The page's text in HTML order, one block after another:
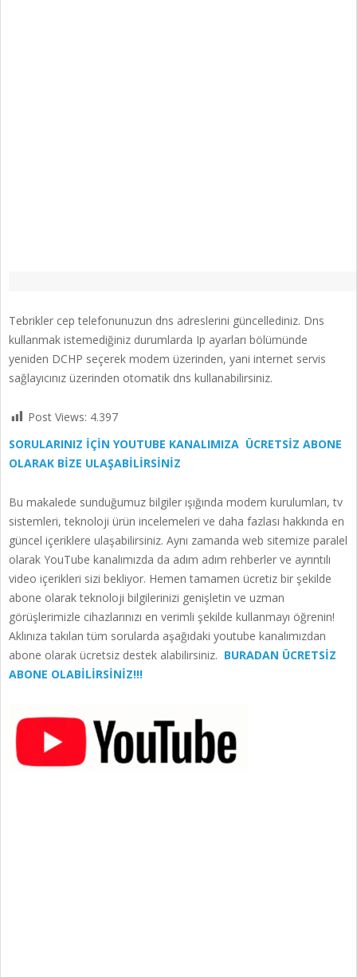
Tebrikler cep telefonunuzun dns adreslerini güncellediniz. Dns
kullanmak istemediğiniz durumlarda Ip ayarları bölümünde
yeniden DCHP seçerek modem üzerinden, yani internet servis
sağlayıcınız üzerinden otomatik dns kullanabilirsiniz.
Post Views: 4.397
SORULARINIZ İÇİN YOUTUBE KANALIMIZA ÜCRETSİZ ABONE
OLARAK BİZE ULAŞABİLİRSİNİZ
Bu makalede sunduğumuz bilgiler ışığında modem kurulumları, tv
sistemleri, teknoloji ürün incelemeleri ve daha fazlası hakkında en
güncel içeriklere ulaşabilirsiniz. Aynı zamanda web sitemize paralel
olarak YouTube kanalımızda da adım adım rehberler ve ayrıntılı
video içerikleri sizi bekliyor. Hemen tamamen ücretiz bir şekilde
abone olarak teknoloji bilgilerinizi genişletin ve uzman
görüşlerimizle cihazlarınızı en verimli şekilde kullanmayı öğrenin!
Aklınıza takılan tüm sorularda aşağıdaki youtube kanalımızdan
abone olarak ücretsiz destek alabilirsiniz. BURADAN ÜCRETSİZ
ABONE OLABİLİRSİNİZ!!!